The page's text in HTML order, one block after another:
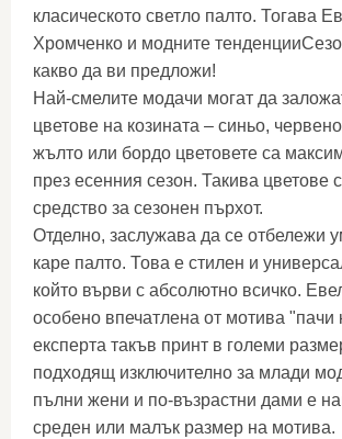
класическото светло палто. Тогава
Хромченко и модните
какво да ви предложи!
Най-смелите модачи могат да
цветове на козината – синьо,
жълто или бордо цветовете са
през есенния сезон. Такива цветове
средство за сезонен пърхот.
Отделно, заслужава да се отбележи
каре палто. Това е стилен и
който върви с абсолютно всичко.
особено впечатлена от мотива "пачи
експерта такъв принт в големи
подходящ изключително за млади
пълни жени и по-възрастни дами е
среден или малък размер на мотива.